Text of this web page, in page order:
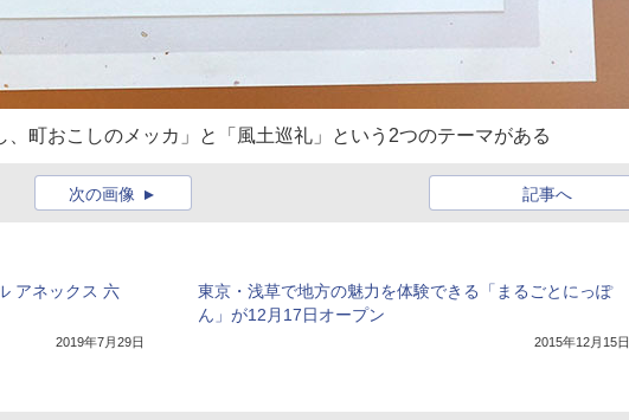
、町おこしのメッカ」と「風土巡礼」という2つのテーマがある
記事へ
次の画像
アネックス 六
2019年7月29日
東京・浅草で地方の魅力を体験できる「まるごとにっぽ
ん」が12月17日オープン
2015年12月15日